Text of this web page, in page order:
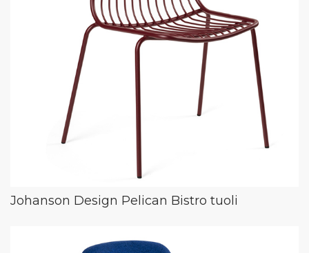
Johanson Design Pelican Bistro tuoli